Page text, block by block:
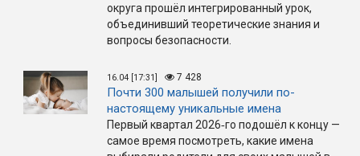
округа прошёл интегрированный урок,
объединивший теоретические знания и
вопросы безопасности.
16.04 [17:31] 7 428
Почти 300 малышей получили по-
настоящему уникальные имена
Первый квартал 2026‑го подошёл к концу —
самое время посмотреть, какие имена